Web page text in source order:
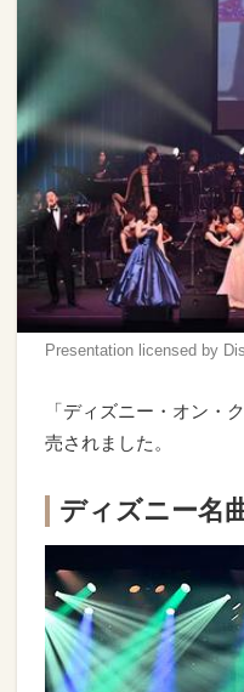
Presentation licensed by
「ディズニー・オン・
売されました。
ディズニー名